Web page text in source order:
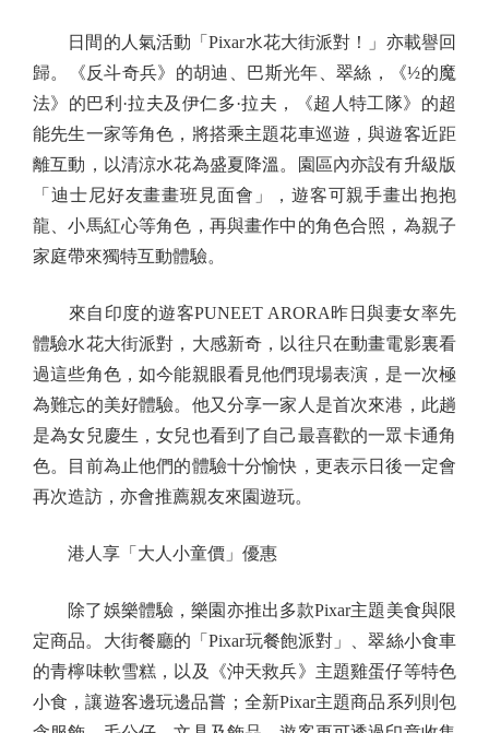
日間的人氣活動「Pixar水花大街派對！」亦載譽回
歸。《反斗奇兵》的胡迪、巴斯光年、翠絲，《½的魔
法》的巴利·拉夫及伊仁多·拉夫，《超人特工隊》的超
能先生一家等角色，將搭乘主題花車巡遊，與遊客近距
離互動，以清涼水花為盛夏降溫。園區內亦設有升級版
「迪士尼好友畫畫班見面會」，遊客可親手畫出抱抱
龍、小馬紅心等角色，再與畫作中的角色合照，為親子
家庭帶來獨特互動體驗。
來自印度的遊客PUNEET ARORA昨日與妻女率先
體驗水花大街派對，大感新奇，以往只在動畫電影裏看
過這些角色，如今能親眼看見他們現場表演，是一次極
為難忘的美好體驗。他又分享一家人是首次來港，此趟
是為女兒慶生，女兒也看到了自己最喜歡的一眾卡通角
色。目前為止他們的體驗十分愉快，更表示日後一定會
再次造訪，亦會推薦親友來園遊玩。
港人享「大人小童價」優惠
除了娛樂體驗，樂園亦推出多款Pixar主題美食與限
定商品。大街餐廳的「Pixar玩餐飽派對」、翠絲小食車
的青檸味軟雪糕，以及《沖天救兵》主題雞蛋仔等特色
小食，讓遊客邊玩邊品嘗；全新Pixar主題商品系列則包